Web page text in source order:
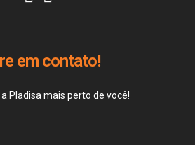
em contato!
Pladisa mais perto de você!